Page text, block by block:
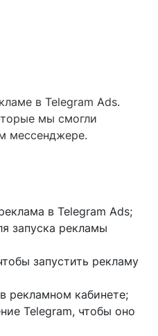
с Telegram Ads
формат рекламы
2024 году
Ads
Ads
Telegram Ads и нужно ли
Ads
в Telegram Ads.
мы смогли
мессенджере.
в Telegram Ads;
запуска рекламы
запустить рекламу
рекламном кабинете;
Telegram, чтобы оно